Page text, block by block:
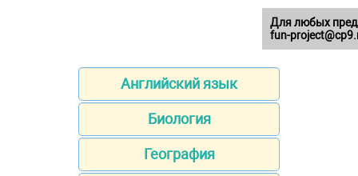
Английский язык
Биология
География
Для любых
fun-